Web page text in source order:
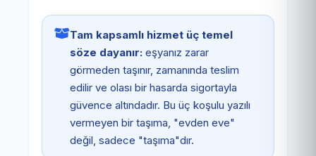
Tam kapsamlı hizmet üç temel
söze dayanır: eşyanız zarar
görmeden taşınır, zamanında teslim
edilir ve olası bir hasarda sigortayla
güvence altındadır. Bu üç koşulu yazılı
vermeyen bir taşıma, "evden eve"
değil, sadece "taşıma"dır.